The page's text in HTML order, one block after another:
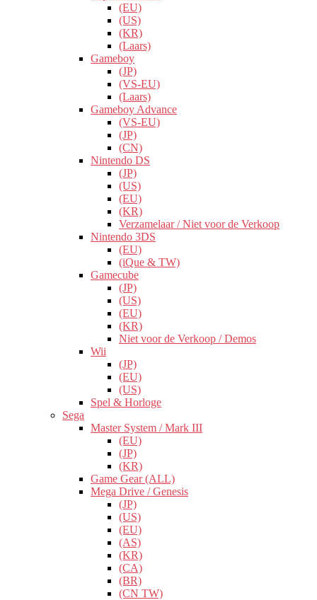
(EU)
(US)
(KR)
(Laars)
Gameboy
(JP)
(VS-EU)
(Laars)
Gameboy Advance
(VS-EU)
(JP)
(CN)
Nintendo DS
(JP)
(US)
(EU)
(KR)
Verzamelaar / Niet voor de Verkoop
Nintendo 3DS
(EU)
(iQue & TW)
Gamecube
(JP)
(US)
(EU)
(KR)
Niet voor de Verkoop / Demos
Wii
(JP)
(EU)
(US)
Spel & Horloge
Sega
Master System / Mark III
(EU)
(JP)
(KR)
Game Gear (ALL)
Mega Drive / Genesis
(JP)
(US)
(EU)
(AS)
(KR)
(CA)
(BR)
(CN TW)